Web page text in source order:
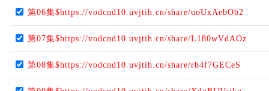
第06集$https://vodcnd10.uvjtih.cn/share/uoUxAebOb2
第07集$https://vodcnd10.uvjtih.cn/share/L180wVdAOz
第08集$https://vodcnd10.uvjtih.cn/share/rb4f7GECeS